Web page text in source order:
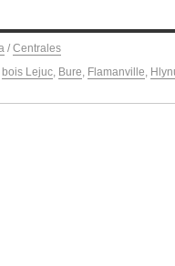
/ Centrales
bois Lejuc Bure Flamanville